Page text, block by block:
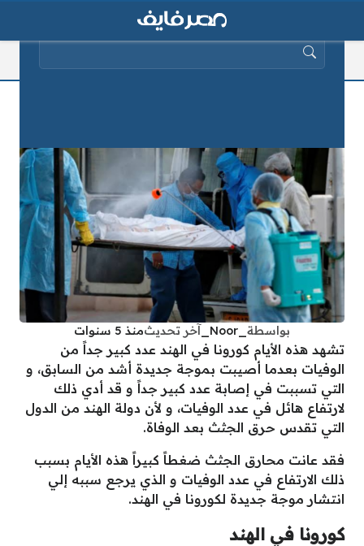
بواسطة آخر تحديثمنذ 5 سنوات
تشهد هذه الأيام كورونا في الهند عدد كبير جداً من
الوفيات بعدما أصيبت بموجة جديدة أشد من السابق، و
التي تسببت في إصابة عدد كبير جداً و قد أدي ذلك
لارتفاع هائل في عدد الوفيات، و لأن دولة الهند من الدول
التي تقدس حرق الجثث بعد الوفاة.
فقد عانت محارق الجثث ضغطاً كبيراً هذه الأيام بسبب
ذلك الارتفاع في عدد الوفيات و الذي يرجع سببه إلي
انتشار موجة جديدة لكورونا في الهند.
كورونا في الهند
البحث عن: